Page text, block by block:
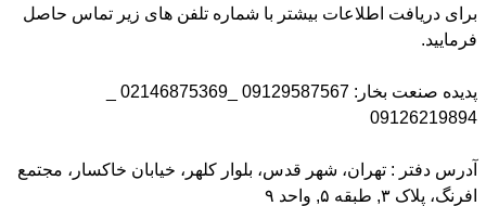
برای دریافت اطلاعات بیشتر با شماره تلفن های زیر تماس حاصل
فرمایید.
09126219894
آدرس دفتر : تهران، شهر قدس، بلوار کلهر، خیابان خاکسار، مجتمع
افرنگ، پلاک ۳, طبقه ۵, واحد ۹